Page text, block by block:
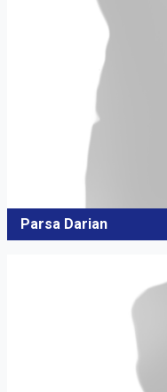
Parsa Darian